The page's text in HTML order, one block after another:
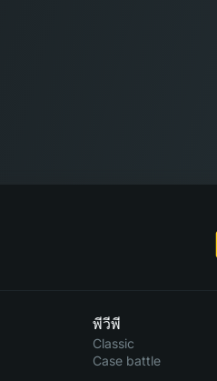
พีวีพี
Classic
Case battle